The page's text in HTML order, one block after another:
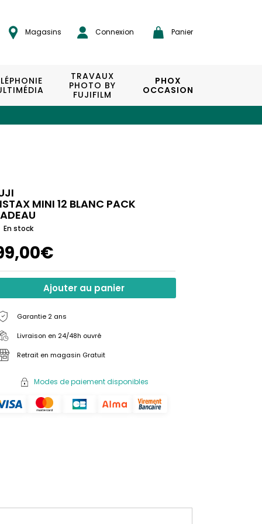
Magasins Connexion Panier
TRAVAUX
PHOTO BY
FUJIFILM
PHOX
OCCASION
MINI 12 BLANC PACK
En stock
Ajouter au panier
Garantie 2 ans
Livraison en 24/48h ouvré
Retrait en magasin Gratuit
Modes de paiement disponibles